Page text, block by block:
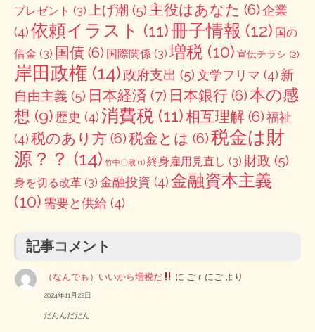
プレゼント (3) 上げ潮 (5) 主役はあなた (6)企業
(4)依頼イラスト (11)冊子情報 (12) 国の
借金 (3) 国債 (6) 国際関係 (3) 増税 (10) 宣伝チラシ (2)
岸田政権 (14)政府支出 (5)文学フリマ (4) 新
自由主義 (5) 日本経済 (7) 日本銀行 (6)本の感
想 (9) 歴史 (4)消費税 (11)相互理解 (6)福祉
(4)税のあり方 (6)税金とは (6)税金は財
源？？ (14) 竹中〇蔵 (1) 終身雇用見直し (3) 財政 (5)
身を切る改革 (3) 金融投資 (4)金融資本主義
(10) 需要と供給 (4)
記事コメント
（なんでも）いいから増税だ に ごｒにご より
2024年11月22日
だんんだだん